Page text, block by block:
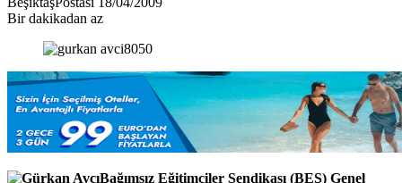
e-
göndermek
Bir dakikadan az
Bağımsız Eğitimciler Sendikası (BES) Genel